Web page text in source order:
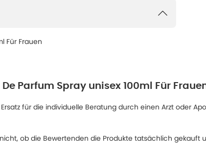
Für Frauen
Parfum Spray unisex 100ml Für Frauen
für die individuelle Beratung durch einen Arzt oder
ob die Bewertenden die Produkte tatsächlich gekauft